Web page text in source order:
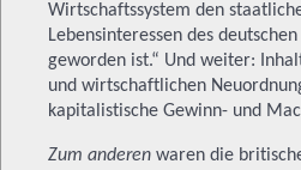
Wirtschaftssystem den
Lebensinteressen des
geworden ist.“ Und weiter:
und wirtschaftlichen
kapitalistische Gewinn- und
Zum anderen waren die